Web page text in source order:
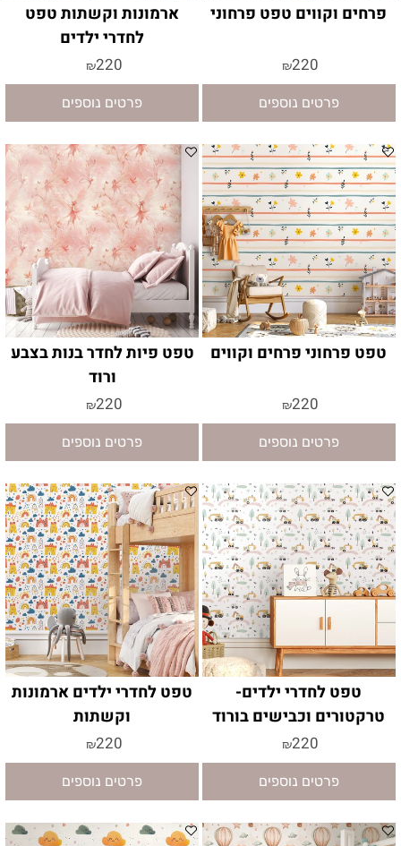
פרחים וקווים טפט פרחוני
₪220
פרטים נוספים
ארמונות וקשתות טפט
לחדרי ילדים
₪220
פרטים נוספים
טפט פרחוני פרחים וקווים
₪220
פרטים נוספים
טפט פיות לחדר בנות בצבע
ורוד
₪220
פרטים נוספים
טפט לחדרי ילדים-
טרקטורים וכבישים בורוד
₪220
פרטים נוספים
טפט לחדרי ילדים ארמונות
וקשתות
₪220
פרטים נוספים